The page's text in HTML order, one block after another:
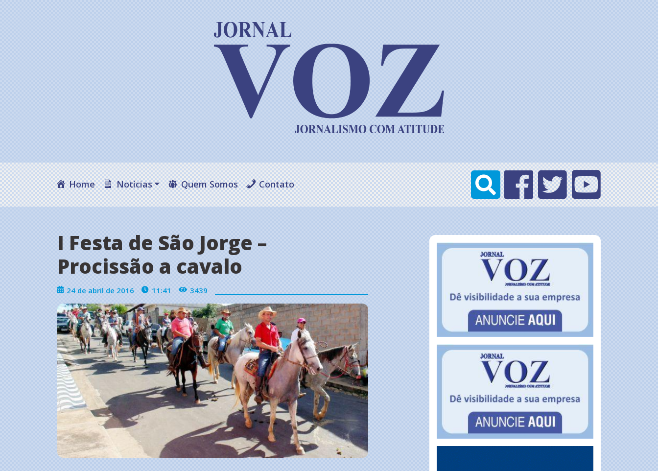
Home Notícias Quem Somos Contato
I Festa de São Jorge –
Procissão a cavalo
24 de abril de 2016 11:41 3439